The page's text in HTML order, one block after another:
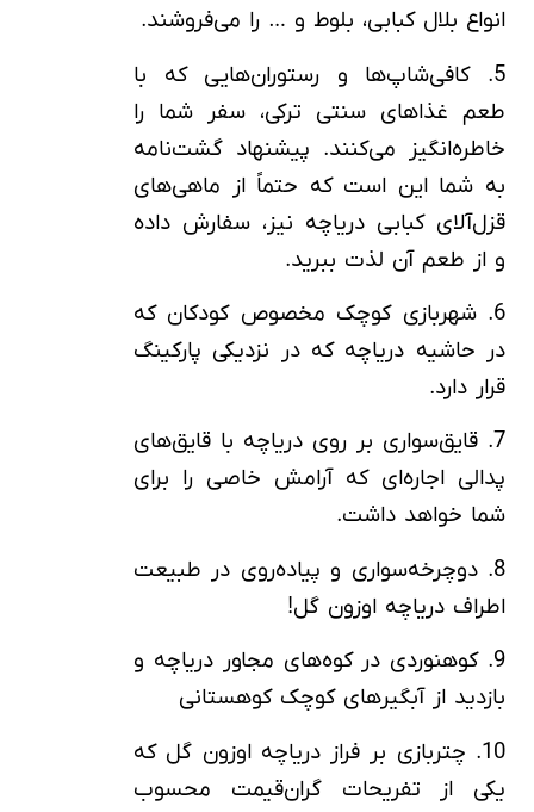
انواع بلال کبابی، بلوط و … را می‌فروشند.
5. کافی‌شاپ‌ها و رستوران‌هایی که با
طعم غذاهای سنتی ترکی، سفر شما را
خاطره‌انگیز می‌کنند. پیشنهاد گشت‌نامه
به شما این است که حتماً از ماهی‌های
قزل‌آلای کبابی دریاچه نیز، سفارش داده
و از طعم آن لذت ببرید.
6. شهربازی کوچک مخصوص کودکان که
در حاشیه دریاچه که در نزدیکی پارکینگ
قرار دارد.
7. قایق‌سواری بر روی دریاچه با قایق‌های
پدالی اجاره‌ای که آرامش خاصی را برای
شما خواهد داشت.
8. دوچرخه‌سواری و پیاده‌روی در طبیعت
اطراف دریاچه اوزون گل!
9. کوهنوردی در کوه‌های مجاور دریاچه و
بازدید از آبگیرهای کوچک کوهستانی
10. چتربازی بر فراز دریاچه اوزون گل که
یکی از تفریحات گران‌قیمت محسوب